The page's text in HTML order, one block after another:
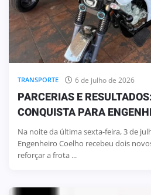
TRANSPORTE 6 de julho de 2026
PARCERIAS E
CONQUISTA PARA
Na noite da última sexta-feira, 3 de
Engenheiro Coelho recebeu dois
reforçar a frota ...